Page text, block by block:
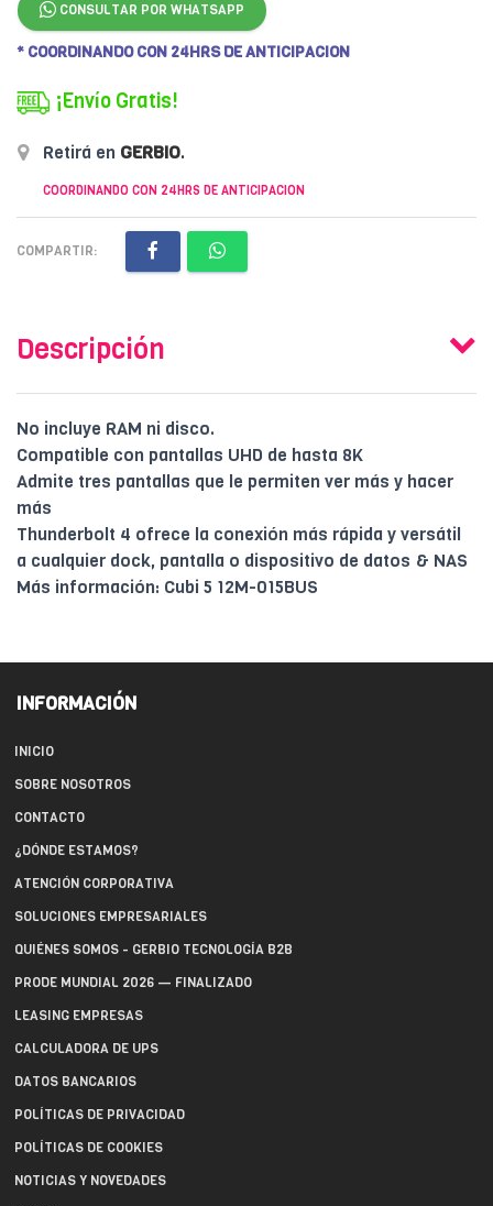
CONSULTAR POR WHATSAPP
* COORDINANDO CON 24HRS DE ANTICIPACION
¡Envío Gratis!
Retirá en GERBIO.
COORDINANDO CON 24HRS DE ANTICIPACION
COMPARTIR:
Descripción
No incluye RAM ni disco.
Compatible con pantallas UHD de hasta 8K
Admite tres pantallas que le permiten ver más y hacer
más
Thunderbolt 4 ofrece la conexión más rápida y versátil
a cualquier dock, pantalla o dispositivo de datos & NAS
Más información: Cubi 5 12M-015BUS
INFORMACIÓN
INICIO
SOBRE NOSOTROS
CONTACTO
¿DÓNDE ESTAMOS?
ATENCIÓN CORPORATIVA
SOLUCIONES EMPRESARIALES
QUIÉNES SOMOS - GERBIO TECNOLOGÍA B2B
PRODE MUNDIAL 2026 — FINALIZADO
LEASING EMPRESAS
CALCULADORA DE UPS
DATOS BANCARIOS
POLÍTICAS DE PRIVACIDAD
POLÍTICAS DE COOKIES
NOTICIAS Y NOVEDADES